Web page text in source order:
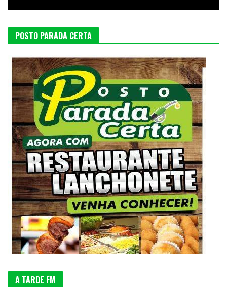
POSTO PARADA CERTA
A TARDE FM